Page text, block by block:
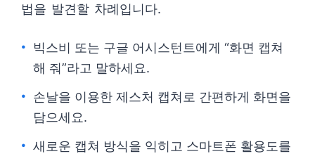
법을 발견할 차례입니다.
빅스비 또는 구글 어시스턴트에게 “화면 캡쳐
해 줘”라고 말하세요.
손날을 이용한 제스처 캡쳐로 간편하게 화면을
담으세요.
새로운 캡쳐 방식을 익히고 스마트폰 활용도를